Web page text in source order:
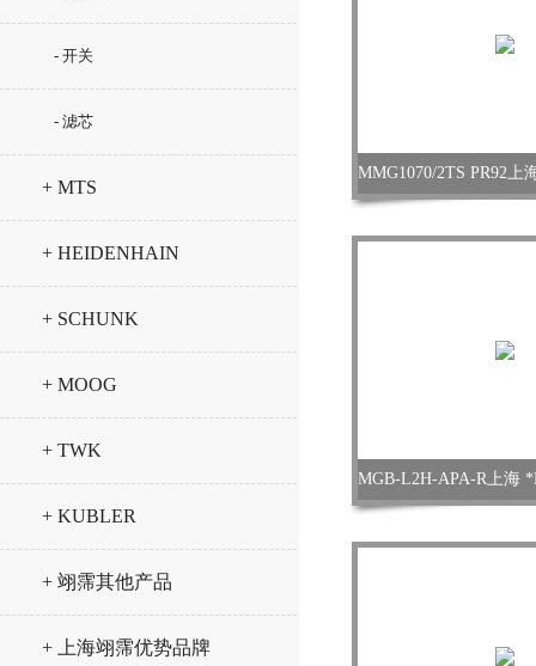
- 开关
- 滤芯
+ MTS
+ HEIDENHAIN
+ SCHUNK
+ MOOG
+ TWK
+ KUBLER
+ 翊霈其他产品
+ 上海翊霈优势品牌